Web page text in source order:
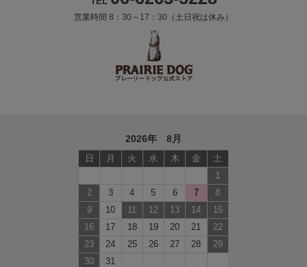
営業時間 8：30～17：30（土日祝は休み）
2026年 8月
日 月 火 水 木 金
土
1
2
3 4 5 6 7
8
9
10 11 12 13 14
15
16
17 18 19 20 21
22
23
24 25 26 27 28
29
30
31